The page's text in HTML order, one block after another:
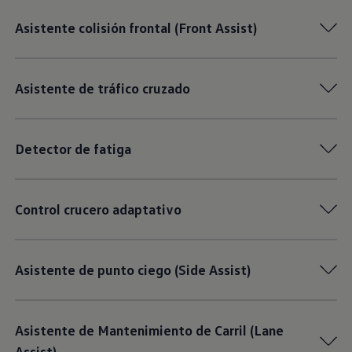
Asistente colisión frontal (Front Assist)
Asistente de tráfico cruzado
Detector de fatiga
Control crucero adaptativo
Asistente de punto ciego (Side Assist)
Asistente de Mantenimiento de Carril (Lane